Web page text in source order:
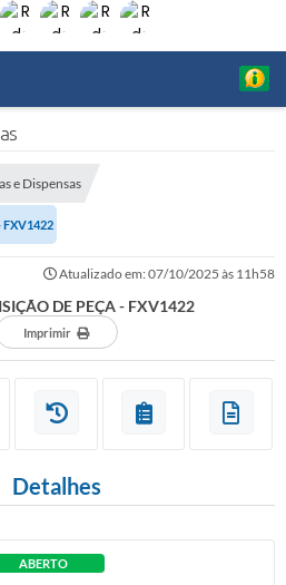
e Dispensas
FXV1422
Atualizado em: 07/10/2025 às 11h58
DE PEÇA - FXV1422
Imprimir
Detalhes
ABERTO